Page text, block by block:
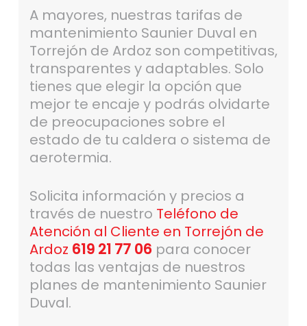
A mayores, nuestras tarifas de
mantenimiento Saunier Duval en
Torrejón de Ardoz son competitivas,
transparentes y adaptables. Solo
tienes que elegir la opción que
mejor te encaje y podrás olvidarte
de preocupaciones sobre el
estado de tu caldera o sistema de
aerotermia.
Solicita información y precios a
través de nuestro Teléfono de
Atención al Cliente en Torrejón de
Ardoz 619 21 77 06 para conocer
todas las ventajas de nuestros
planes de mantenimiento Saunier
Duval.